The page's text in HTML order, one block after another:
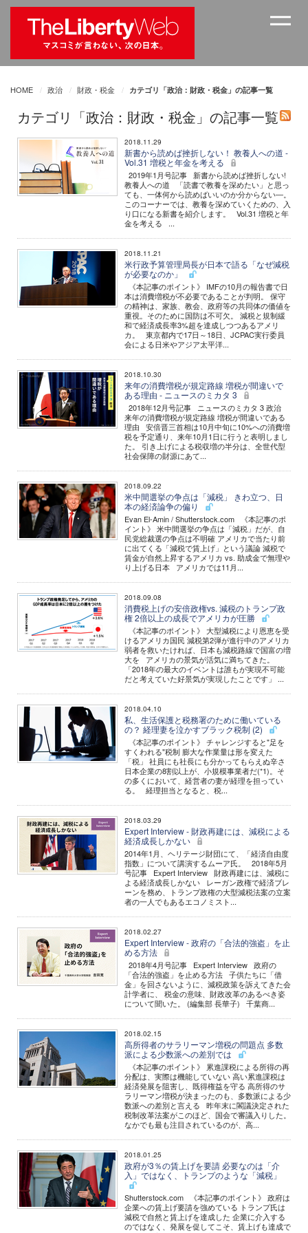
HOME 政治 財政・税金 カテゴリ「政治：財政・税金」の記事一覧
カテゴリ「政治：財政・税金」の記事一覧
2018.11.29
新書から読めば挫折しない！ 教養人への道 -
Vol.31 増税と年金を考える
2019年1月号記事 新書から読めば挫折しない!
教養人への道 「読書で教養を深めたい」と思っ
ても、一体何から読めばいいのか分からない―。
このコーナーでは、教養を深めていくための、入
り口になる新書を紹介します。 Vol.31 増税と年
金を考える ...
2018.11.21
米行政予算管理局長が日本で語る「なぜ減税
が必要なのか」
《本記事のポイント》 IMFの10月の報告書で日
本は消費増税が不必要であることが判明。 保守
の精神は、家族、教会、政府等の共同体の価値を
重視。そのために国防は不可欠。 減税と規制緩
和で経済成長率3%超を達成しつつあるアメリ
カ。 東京都内で17日～18日、JCPAC実行委員
会による日米やアジア太平洋...
2018.10.30
来年の消費増税が規定路線 増税が間違いで
ある理由 - ニュースのミカタ 3
2018年12月号記事 ニュースのミカタ 3 政治
来年の消費増税が規定路線 増税が間違いである
理由 安倍晋三首相は10月中旬に10%への消費増
税を予定通り、来年10月1日に行うと表明しまし
た。 引き上げによる税収増の半分は、全世代型
社会保障の財源にあて...
2018.09.22
米中間選挙の争点は「減税」 きわ立つ、日
本の経済論争の偏り
Evan El-Amin / Shutterstock.com 《本記事のポ
イント》 米中間選挙の争点は「減税」だが、自
民党総裁選の争点は不明確 アメリカで当たり前
に出てくる「減税で賃上げ」という議論 減税で
賃金が自然上昇するアメリカ vs. 助成金で無理や
り上げる日本 アメリカでは11月...
2018.09.08
消費税上げの安倍政権vs. 減税のトランプ政
権 2倍以上の成長でアメリカが圧勝
《本記事のポイント》 大型減税により恩恵を受
けるアメリカ国民 減税第2弾が進行中のアメリカ
弱者を救いたければ、日本も減税路線で国富の増
大を アメリカの景気が活気に満ちてきた。
「2018年の最大のイベントは誰もが実現不可能
だと考えていた好景気が実現したことです」 ...
2018.04.10
私、生活保護と税務署のために働いている
の？ 経理妻を泣かすブラック税制 (2)
《本記事のポイント》 チャレンジすると"足を
すくわれる"税制 膨大な作業量は形を変えた
「税」 社員にも社長にも分かってもらえぬ辛さ
日本企業の8割以上が、小規模事業者だ(*1)。そ
の多くにおいて、経営者の妻が経理を担ってい
る。 経理担当となると、税...
2018.03.29
Expert Interview - 財政再建には、減税による
経済成長しかない
2014年1月、ヘリテージ財団にて、「経済自由度
指数」について講演するムーア氏。 2018年5月
号記事 Expert Interview 財政再建には、減税に
よる経済成長しかない レーガン政権で経済ブレ
ーンを務め、トランプ政権の大型減税法案の立案
者の一人でもあるエコノミスト...
2018.02.27
Expert Interview - 政府の「合法的強盗」を止
める方法
2018年4月号記事 Expert Interview 政府の
「合法的強盗」を止める方法 子供たちに「借
金」を回さないように、減税政策を訴えてきた会
計学者に、 税金の意味、財政改革のあるべき姿
について聞いた。 (編集部 長華子) 千葉商...
2018.02.15
高所得者のサラリーマン増税の問題点 多数
派による少数派への差別では
《本記事のポイント》 累進課税による所得の再
分配は、実際は機能していない 高い累進課税は
経済発展を阻害し、既得権益を守る 高所得のサ
ラリーマン増税が決まったのも、多数派による少
数派への差別と言える 昨年末に閣議決定された
税制改革法案がこのほど、国会で審議入りした。
なかでも最も注目されているのが、高...
2018.01.25
政府が3％の賃上げを要請 必要なのは「介
入」ではなく、トランプのような「減税」
Shutterstock.com 《本記事のポイント》 政府は
企業への賃上げ要請を強めている トランプ氏は
減税で自然と賃上げを達成した 企業に介入する
のではなく、発展を促してこそ、賃上げも達成で